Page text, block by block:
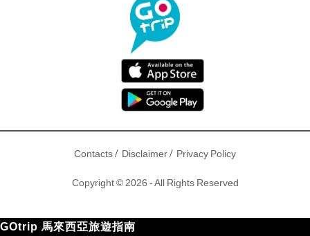
Contacts/ Disclaimer/ Privacy Policy
Copyright © 2026 - All Rights Reserved
GOtrip 馬來西亞旅遊指南